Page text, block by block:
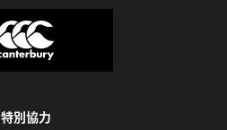
特別協力